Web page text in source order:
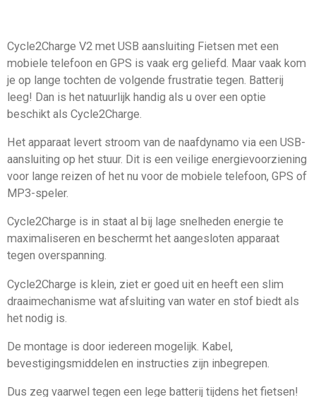
Cycle2Charge V2 met USB aansluiting Fietsen met een
mobiele telefoon en GPS is vaak erg geliefd. Maar vaak kom
je op lange tochten de volgende frustratie tegen. Batterij
leeg! Dan is het natuurlijk handig als u over een optie
beschikt als Cycle2Charge.
Het apparaat levert stroom van de naafdynamo via een USB-
aansluiting op het stuur. Dit is een veilige energievoorziening
voor lange reizen of het nu voor de mobiele telefoon, GPS of
MP3-speler.
Cycle2Charge is in staat al bij lage snelheden energie te
maximaliseren en beschermt het aangesloten apparaat
tegen overspanning.
Cycle2Charge is klein, ziet er goed uit en heeft een slim
draaimechanisme wat afsluiting van water en stof biedt als
het nodig is.
De montage is door iedereen mogelijk. Kabel,
bevestigingsmiddelen en instructies zijn inbegrepen.
Dus zeg vaarwel tegen een lege batterij tijdens het fietsen!